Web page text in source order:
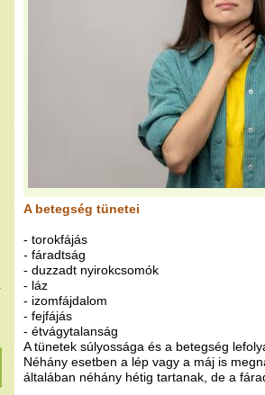
A betegség tünetei
- torokfájás
- fáradtság
- duzzadt nyirokcsomók
- láz
- izomfájdalom
- fejfájás
- étvágytalanság
A tünetek súlyossága és a betegség
Néhány esetben a lép vagy a máj is
általában néhány hétig tartanak, de a